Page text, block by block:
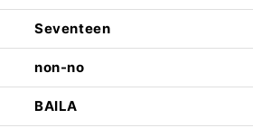
Seventeen
non-no
BAILA